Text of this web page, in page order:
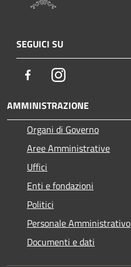
SEGUICI SU
FacebookInstagram
AMMINISTRAZIONE
Organi di Governo
Aree Amministrative
Uffici
Enti e fondazioni
Politici
Personale Amministrativo
Documenti e dati